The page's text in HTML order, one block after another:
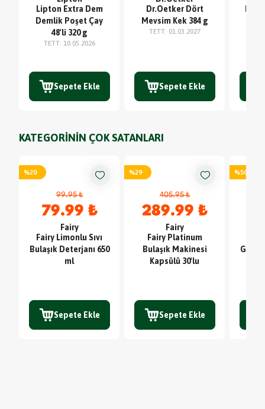
Lipton Extra Dem
Demlik Poşet Çay
48'li 320 g
TETT: 10.05.2026
Sepete Ekle
Dr.Oetker Dört
Mevsim Kek 384 g
TETT: 01.03.2027
Sepete Ekle
KATEGORİNİN ÇOK SATANLARI
%20
99.95 ₺
79.99 ₺
Fairy
Fairy Limonlu Sıvı
Bulaşık Deterjanı 650
ml
Sepete Ekle
%29
405.95 ₺
289.99 ₺
Fairy
Fairy Platinum
Bulaşık Makinesi
Kapsülü 30'lu
Sepete Ekle
%50